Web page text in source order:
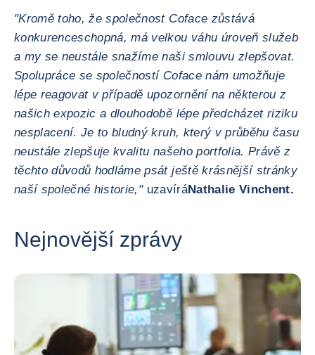
"Kromě toho, že společnost Coface zůstává
konkurenceschopná, má velkou váhu úroveň služeb
a my se neustále snažíme naši smlouvu zlepšovat.
Spolupráce se společností Coface nám umožňuje
lépe reagovat v případě upozornění na některou z
našich expozic a dlouhodobě lépe předcházet riziku
nesplacení. Je to bludný kruh, který v průběhu času
neustále zlepšuje kvalitu našeho portfolia. Právě z
těchto důvodů hodláme psát ještě krásnější stránky
naší společné historie," uzavíráNathalie Vinchent.
Nejnovější zprávy